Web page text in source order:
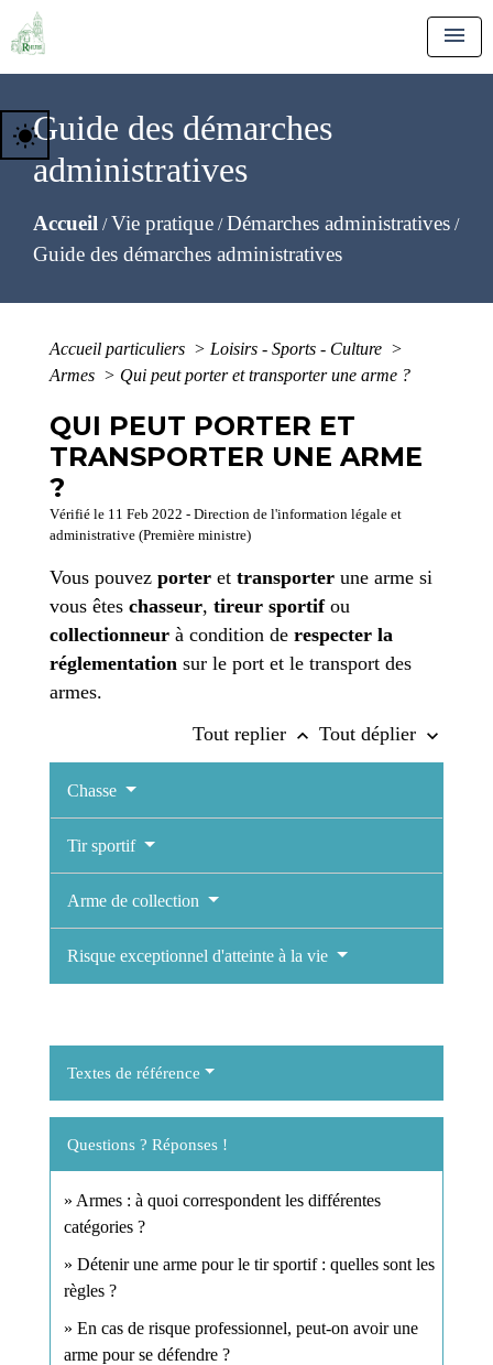
menu
Guide des démarches
administratives
Accueil /Vie pratique /Démarches administratives /
Guide des démarches administratives
wb_sunny
Accueil particuliers > Loisirs - Sports - Culture >
Armes > Qui peut porter et transporter une arme ?
QUI PEUT PORTER ET
TRANSPORTER UNE ARME
?
Vérifié le 11 Feb 2022 - Direction de l'information légale et
administrative (Première ministre)
Vous pouvez porter et transporter une arme si
vous êtes chasseur, tireur sportifou
collectionneur à condition de respecter la
réglementation sur le port et le transport des
armes.
Tout replier keyboard_arrow_up Tout déplier keyboard_arrow_down
Chasse
Tir sportif
Arme de collection
Risque exceptionnel d'atteinte à la vie
Textes de référence
Questions ? Réponses !
Armes : à quoi correspondent les différentes
catégories ?
Détenir une arme pour le tir sportif : quelles sont les
règles ?
En cas de risque professionnel, peut-on avoir une
arme pour se défendre ?